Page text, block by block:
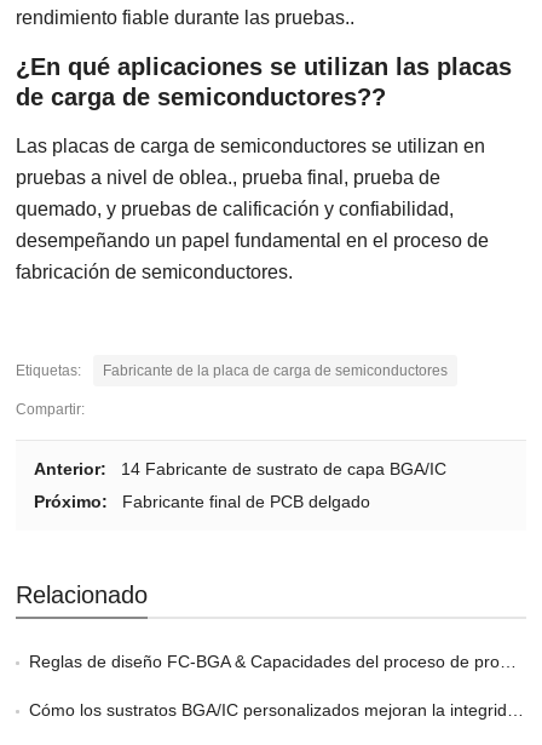
rendimiento fiable durante las pruebas..
¿En qué aplicaciones se utilizan las placas
de carga de semiconductores??
Las placas de carga de semiconductores se utilizan en
pruebas a nivel de oblea., prueba final, prueba de
quemado, y pruebas de calificación y confiabilidad,
desempeñando un papel fundamental en el proceso de
fabricación de semiconductores.
Etiquetas: Fabricante de la placa de carga de semiconductores
Compartir:
Anterior:
14 Fabricante de sustrato de capa BGA/IC
Próximo:
Fabricante final de PCB delgado
Relacionado
Reglas de diseño FC-BGA & Capacidades del proceso de producción
Cómo los sustratos BGA/IC personalizados mejoran la integridad de la señal